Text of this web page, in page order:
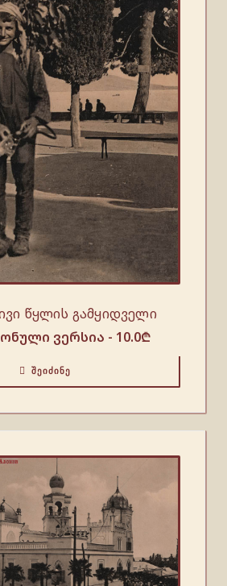
წყლის გამყიდველი
ვერსია - 10.0₾
ᲨᲔᲘᲫᲘᲜᲔ